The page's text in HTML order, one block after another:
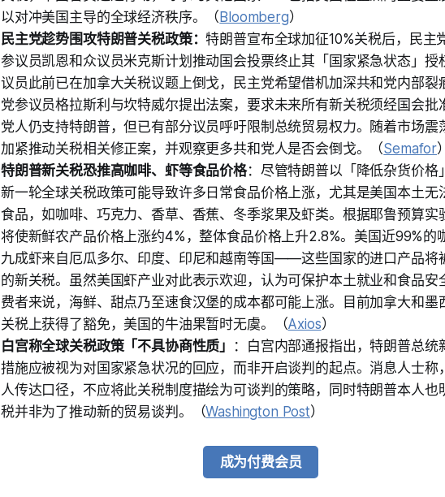
以对冲美国主导的全球经济秩序。（Bloomberg）
民主党趁势围攻特朗普关税政策：特朗普宣布全球加征10%关税后，民主
参议员凯恩和众议员米克斯计划推动国会投票终止其「国家紧急状态」授
议员此前已在加拿大关税议题上倒戈，民主党希望借机加深共和党内部裂
党参议员格拉斯利与坎特威尔提出法案，要求未来所有新关税须经国会批
党人仍支持特朗普，但已有部分议员呼吁限制总统贸易权力。随着市场震
加紧推动关税相关修正案，并观察更多共和党人是否会倒戈。（Semafor）
特朗普新关税恐推高咖啡、虾等食品价格：尽管特朗普以「降低杂货价格
新一轮全球关税政策可能导致许多日常食品价格上涨，尤其是美国本土无
食品，如咖啡、巧克力、香草、香蕉、冬季浆果及虾类。根据耶鲁预算实
将使新鲜农产品价格上涨约4%，整体食品价格上升2.8%。美国近99%的
九成虾来自厄瓜多尔、印度、印尼和越南等国——这些国家的进口产品将
的新关税。虽然美国虾产业对此表示欢迎，认为可保护本土就业和食品安
费者来说，海鲜、甜点乃至速食汉堡的成本都可能上涨。目前加拿大和墨
关税上获得了豁免，美国的牛油果暂时无虞。（Axios）
白宫称全球关税政策「不具协商性质」
：白宫内部通报指出，特朗普总统
措施应被视为对国家紧急状况的回应，而非开启谈判的起点。消息人士称
人传达口径，不应将此关税制度描绘为可谈判的策略，同时特朗普本人也
税并非为了推动新的贸易谈判。（Washington Post）
成为付费会员